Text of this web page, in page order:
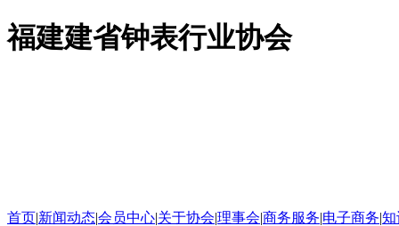
福建建省钟表行业协会
首页|新闻动态|会员中心|关于协会|理事会|商务服务|电子商务|知